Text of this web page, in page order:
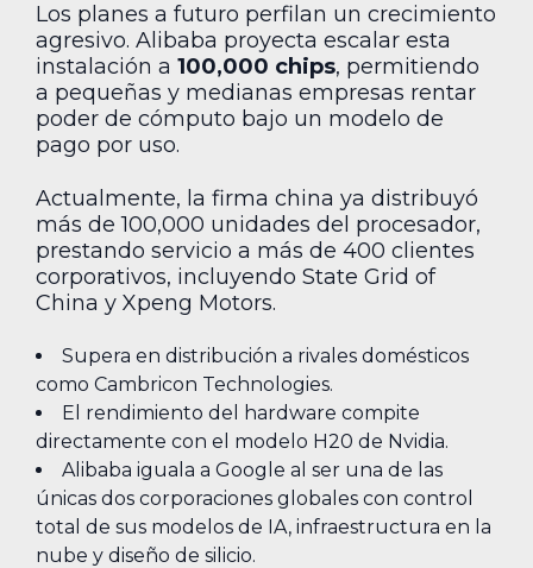
Los planes a futuro perfilan un crecimiento
agresivo. Alibaba proyecta escalar esta
instalación a 100,000 chips, permitiendo
a pequeñas y medianas empresas rentar
poder de cómputo bajo un modelo de
pago por uso.
Actualmente, la firma china ya distribuyó
más de 100,000 unidades del procesador,
prestando servicio a más de 400 clientes
corporativos, incluyendo State Grid of
China y Xpeng Motors.
Supera en distribución a rivales domésticos
como Cambricon Technologies.
El rendimiento del hardware compite
directamente con el modelo H20 de Nvidia.
Alibaba iguala a Google al ser una de las
únicas dos corporaciones globales con control
total de sus modelos de IA, infraestructura en la
nube y diseño de silicio.